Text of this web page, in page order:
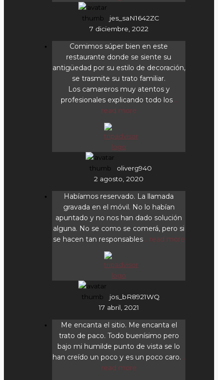
jes_saN1642ZC
7 diciembre, 2022
Comimos súper bien en este
restaurante donde se siente su
antigüedad por su estilo de decoración,
se trasmite su trato familiar.
Los camareros muy atentos y
profesionales explicando todo los...
read more
oliverg940
2 agosto, 2020
Habíamos reservado. La llamada
gravada en el móvil. No lo habían
apuntado y no nos han dado solución
alguna. No se como se comerá, pero si
se hacen tan responsables... read more
jos_bR8921WQ
17 abril, 2021
Me encanta el sitio. Me encanta el
trato de paco. Todo buenísimo pero
bajo mi humilde punto de vista se lo
han creído un poco y es un poco caro....
read more